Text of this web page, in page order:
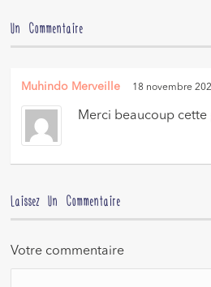
Un Commentaire
Muhindo Merveille 18 novembre
Merci beaucoup
Laissez Un Commentaire
Votre commentaire